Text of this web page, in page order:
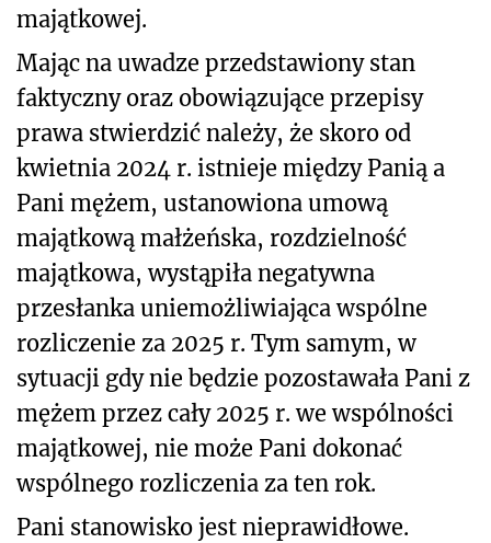
majątkowej.
Mając na uwadze przedstawiony stan
faktyczny oraz obowiązujące przepisy
prawa stwierdzić należy, że skoro od
kwietnia 2024 r. istnieje między Panią a
Pani mężem, ustanowiona umową
majątkową małżeńska, rozdzielność
majątkowa, wystąpiła negatywna
przesłanka uniemożliwiająca wspólne
rozliczenie za 2025 r. Tym samym, w
sytuacji gdy nie będzie pozostawała Pani z
mężem przez cały 2025 r. we wspólności
majątkowej, nie może Pani dokonać
wspólnego rozliczenia za ten rok.
Pani stanowisko jest nieprawidłowe.